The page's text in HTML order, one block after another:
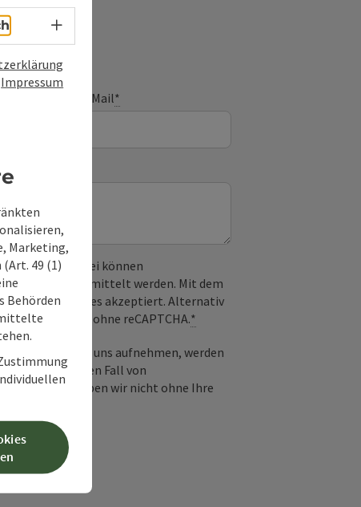
E-Mail*
verwendet. Dabei können
an Google übermittelt werden. Mit dem
Cookies akzeptiert. Alternativ
– ganz ohne reCAPTCHA.*
Kontakt mit uns aufnehmen, werden
und für den Fall von
Daten geben wir nicht ohne Ihre
Sprachwahl - Menü öffnen
Impressum
Marketing,
49 (1)
Behörden